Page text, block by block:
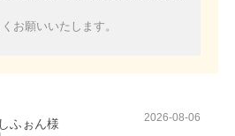
お願いいたします。
しふぉん様 2026-08-06